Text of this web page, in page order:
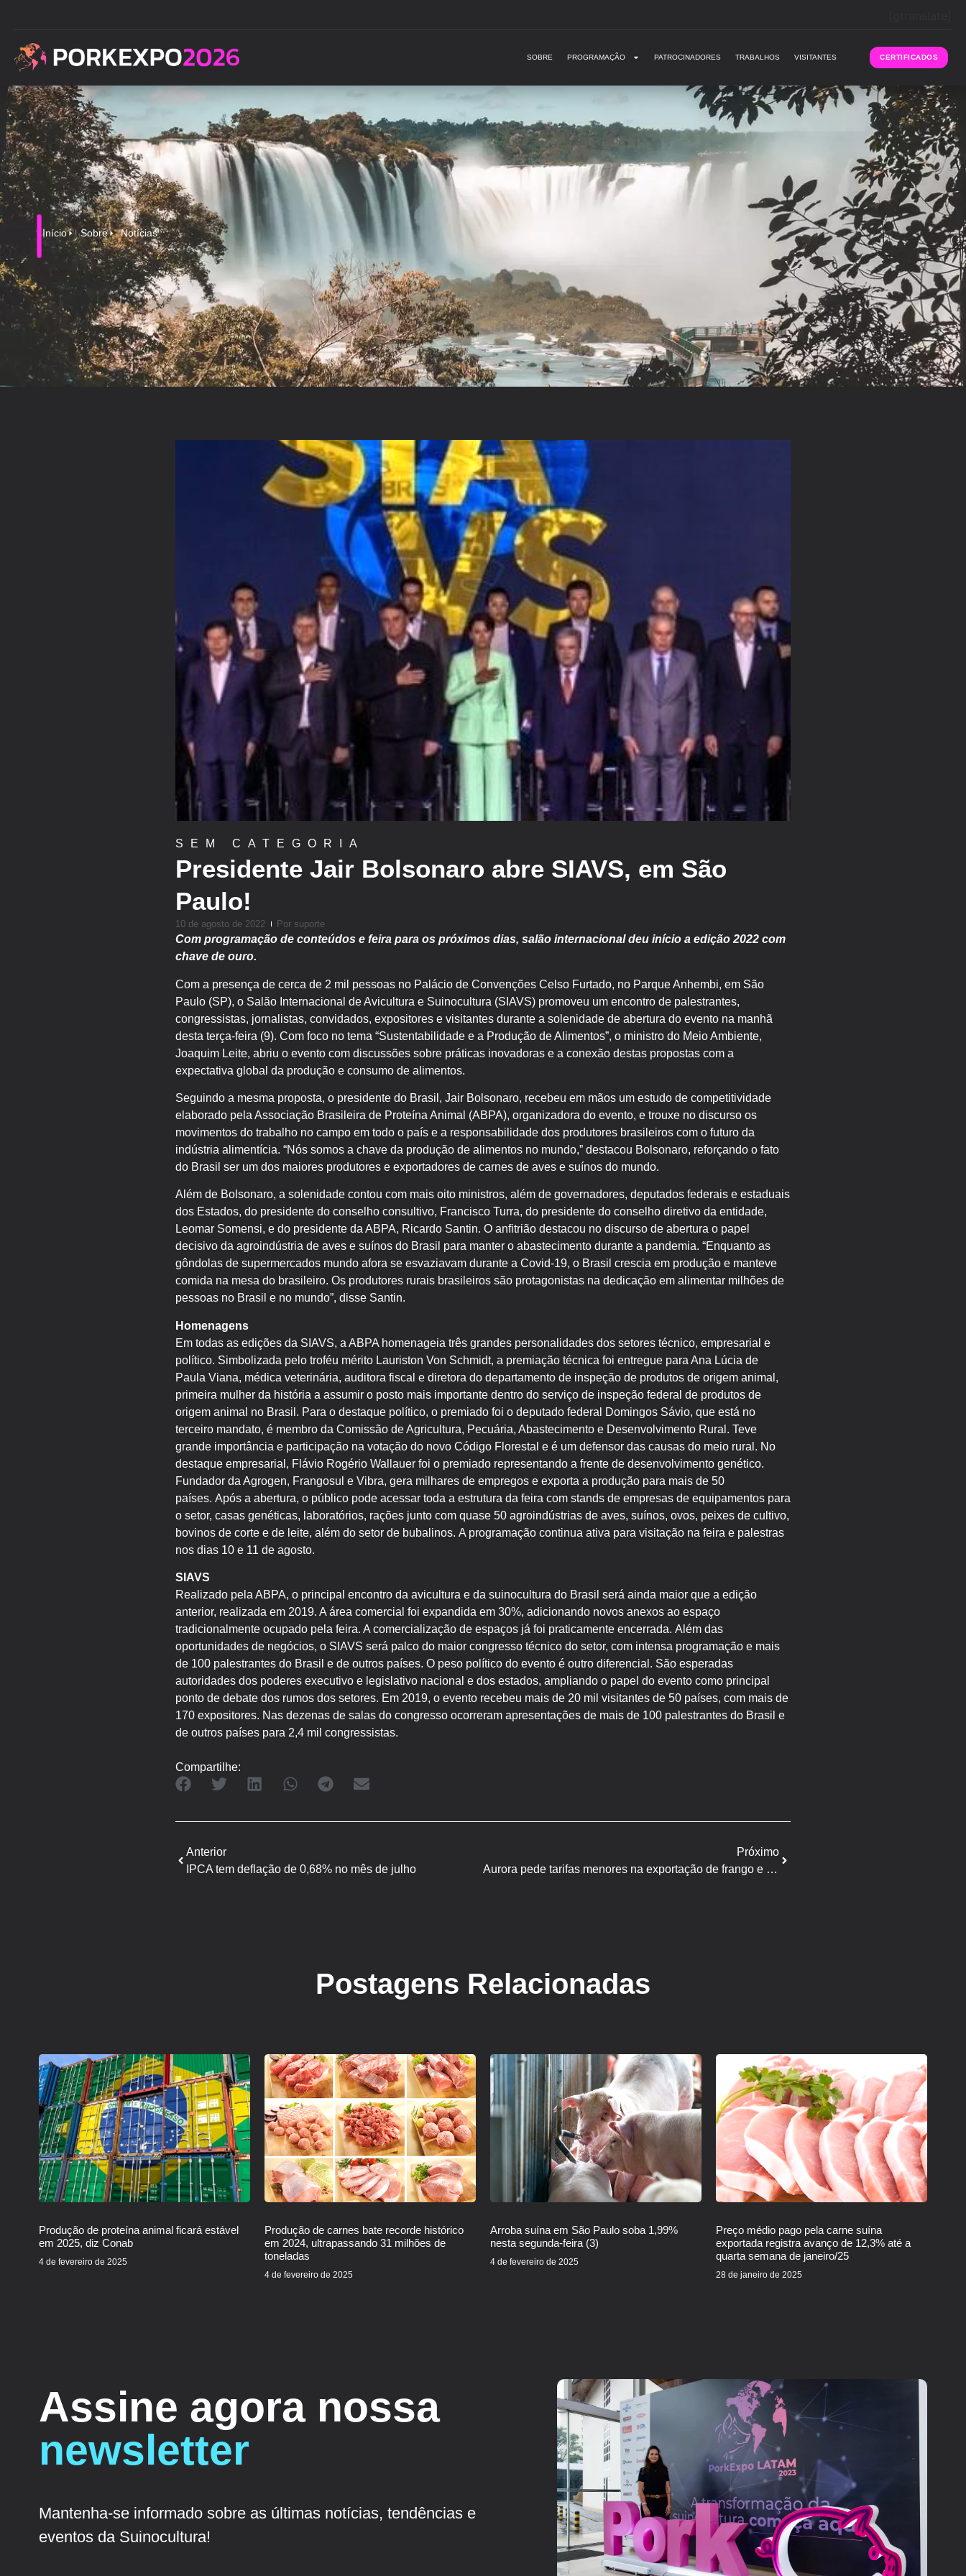
SOBRE PROGRAMAÇÃO PATROCINADORES TRABALHOS VISITANTES CERTIFICADOS
Início Sobre Notícias
SEM CATEGORIA
Presidente Jair Bolsonaro abre SIAVS, em São
Paulo!
10 de agosto de 2022 Por suporte
Com programação de conteúdos e feira para os próximos dias, salão internacional deu início a edição 2022 com
chave de ouro.
Com a presença de cerca de 2 mil pessoas no Palácio de Convenções Celso Furtado, no Parque Anhembi, em São
Paulo (SP), o Salão Internacional de Avicultura e Suinocultura (SIAVS) promoveu um encontro de palestrantes,
congressistas, jornalistas, convidados, expositores e visitantes durante a solenidade de abertura do evento na manhã
desta terça-feira (9). Com foco no tema “Sustentabilidade e a Produção de Alimentos”, o ministro do Meio Ambiente,
Joaquim Leite, abriu o evento com discussões sobre práticas inovadoras e a conexão destas propostas com a
expectativa global da produção e consumo de alimentos.
Seguindo a mesma proposta, o presidente do Brasil, Jair Bolsonaro, recebeu em mãos um estudo de competitividade
elaborado pela Associação Brasileira de Proteína Animal (ABPA), organizadora do evento, e trouxe no discurso os
movimentos do trabalho no campo em todo o país e a responsabilidade dos produtores brasileiros com o futuro da
indústria alimentícia. “Nós somos a chave da produção de alimentos no mundo,” destacou Bolsonaro, reforçando o fato
do Brasil ser um dos maiores produtores e exportadores de carnes de aves e suínos do mundo.
Além de Bolsonaro, a solenidade contou com mais oito ministros, além de governadores, deputados federais e estaduais
dos Estados, do presidente do conselho consultivo, Francisco Turra, do presidente do conselho diretivo da entidade,
Leomar Somensi, e do presidente da ABPA, Ricardo Santin. O anfitrião destacou no discurso de abertura o papel
decisivo da agroindústria de aves e suínos do Brasil para manter o abastecimento durante a pandemia. “Enquanto as
gôndolas de supermercados mundo afora se esvaziavam durante a Covid-19, o Brasil crescia em produção e manteve
comida na mesa do brasileiro. Os produtores rurais brasileiros são protagonistas na dedicação em alimentar milhões de
pessoas no Brasil e no mundo”, disse Santin.
Homenagens
Em todas as edições da SIAVS, a ABPA homenageia três grandes personalidades dos setores técnico, empresarial e
político. Simbolizada pelo troféu mérito Lauriston Von Schmidt, a premiação técnica foi entregue para Ana Lúcia de
Paula Viana, médica veterinária, auditora fiscal e diretora do departamento de inspeção de produtos de origem animal,
primeira mulher da história a assumir o posto mais importante dentro do serviço de inspeção federal de produtos de
origem animal no Brasil. Para o destaque político, o premiado foi o deputado federal Domingos Sávio, que está no
terceiro mandato, é membro da Comissão de Agricultura, Pecuária, Abastecimento e Desenvolvimento Rural. Teve
grande importância e participação na votação do novo Código Florestal e é um defensor das causas do meio rural. No
destaque empresarial, Flávio Rogério Wallauer foi o premiado representando a frente de desenvolvimento genético.
Fundador da Agrogen, Frangosul e Vibra, gera milhares de empregos e exporta a produção para mais de 50
países. Após a abertura, o público pode acessar toda a estrutura da feira com stands de empresas de equipamentos para
o setor, casas genéticas, laboratórios, rações junto com quase 50 agroindústrias de aves, suínos, ovos, peixes de cultivo,
bovinos de corte e de leite, além do setor de bubalinos. A programação continua ativa para visitação na feira e palestras
nos dias 10 e 11 de agosto.
SIAVS
Realizado pela ABPA, o principal encontro da avicultura e da suinocultura do Brasil será ainda maior que a edição
anterior, realizada em 2019. A área comercial foi expandida em 30%, adicionando novos anexos ao espaço
tradicionalmente ocupado pela feira. A comercialização de espaços já foi praticamente encerrada. Além das
oportunidades de negócios, o SIAVS será palco do maior congresso técnico do setor, com intensa programação e mais
de 100 palestrantes do Brasil e de outros países. O peso político do evento é outro diferencial. São esperadas
autoridades dos poderes executivo e legislativo nacional e dos estados, ampliando o papel do evento como principal
ponto de debate dos rumos dos setores. Em 2019, o evento recebeu mais de 20 mil visitantes de 50 países, com mais de
170 expositores. Nas dezenas de salas do congresso ocorreram apresentações de mais de 100 palestrantes do Brasil e
de outros países para 2,4 mil congressistas.
Compartilhe:
Anterior
IPCA tem deflação de 0,68% no mês de julho
Próximo
Aurora pede tarifas menores na exportação de frango e suínos
Postagens Relacionadas
Produção de proteína animal ficará estável
em 2025, diz Conab
4 de fevereiro de 2025
Produção de carnes bate recorde histórico
em 2024, ultrapassando 31 milhões de
toneladas
4 de fevereiro de 2025
Arroba suína em São Paulo soba 1,99%
nesta segunda-feira (3)
4 de fevereiro de 2025
Preço médio pago pela carne suína
exportada registra avanço de 12,3% até a
quarta semana de janeiro/25
28 de janeiro de 2025
Assine agora nossa
newsletter
Mantenha-se informado sobre as últimas notícias, tendências e
eventos da Suinocultura!